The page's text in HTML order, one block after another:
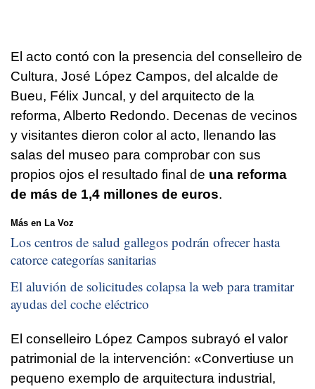
El acto contó con la presencia del conselleiro de
Cultura, José López Campos, del alcalde de
Bueu, Félix Juncal, y del arquitecto de la
reforma, Alberto Redondo. Decenas de vecinos
y visitantes dieron color al acto, llenando las
salas del museo para comprobar con sus
propios ojos el resultado final de una reforma
de más de 1,4 millones de euros.
Más en La Voz
Los centros de salud gallegos podrán ofrecer hasta
catorce categorías sanitarias
El aluvión de solicitudes colapsa la web para tramitar
ayudas del coche eléctrico
El conselleiro López Campos subrayó el valor
patrimonial de la intervención: «Convertiuse un
pequeno exemplo de arquitectura industrial,